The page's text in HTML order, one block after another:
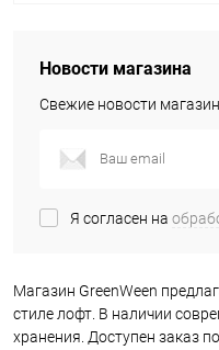
Новости магазина
Свежие новости
Я согласен на
Магазин GreenWeen
стиле лофт. В наличии
хранения. Доступен заказ